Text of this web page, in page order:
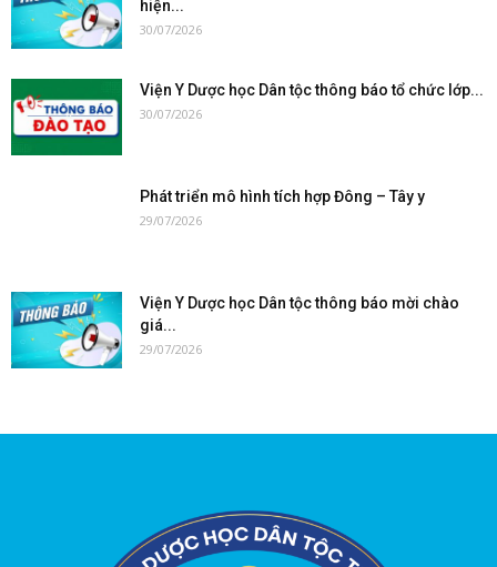
hiện...
30/07/2026
Viện Y Dược học Dân tộc thông báo tổ chức lớp...
30/07/2026
Phát triển mô hình tích hợp Đông – Tây y
29/07/2026
Viện Y Dược học Dân tộc thông báo mời chào
giá...
29/07/2026